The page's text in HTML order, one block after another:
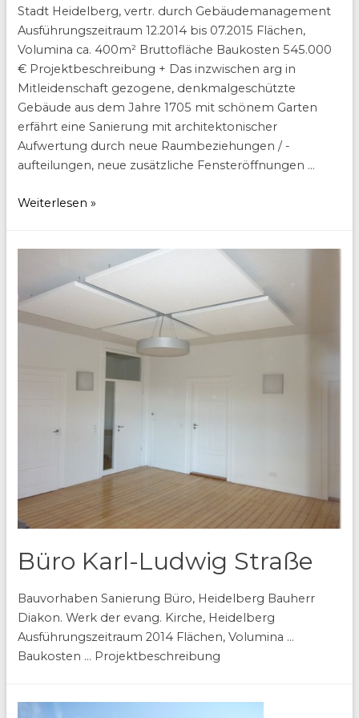
Stadt Heidelberg, vertr. durch Gebäudemanagement
Ausführungszeitraum 12.2014 bis 07.2015 Flächen,
Volumina ca. 400m² Bruttofläche Baukosten 545.000
€ Projektbeschreibung + Das inzwischen arg in
Mitleidenschaft gezogene, denkmalgeschützte
Gebäude aus dem Jahre 1705 mit schönem Garten
erfährt eine Sanierung mit architektonischer
Aufwertung durch neue Raumbeziehungen / -
aufteilungen, neue zusätzliche Fensteröffnungen …
Haus
Weiterlesen »
Büro Karl-Ludwig Straße
Bauvorhaben Sanierung Büro, Heidelberg Bauherr
Diakon. Werk der evang. Kirche, Heidelberg
Ausführungszeitraum 2014 Flächen, Volumina …
Baukosten … Projektbeschreibung